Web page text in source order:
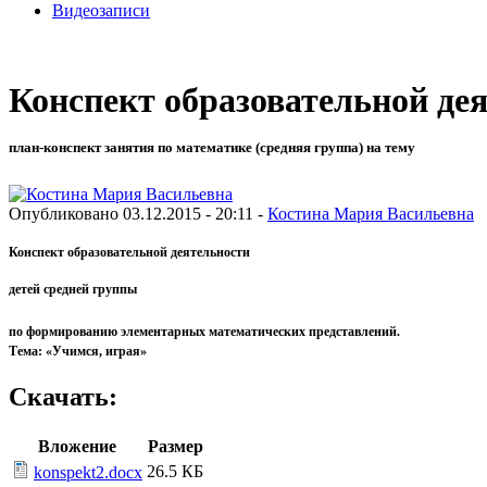
Видеозаписи
Конспект образовательной
план-конспект занятия по математике (средняя группа) на тему
Опубликовано 03.12.2015 - 20:11 - Костина Мария Васильевна
Конспект образовательной деятельности
детей средней группы
по формированию элементарных математических представлений.
Тема: «Учимся, играя»
Скачать:
Вложение
Размер
konspekt2.docx 26.5 КБ